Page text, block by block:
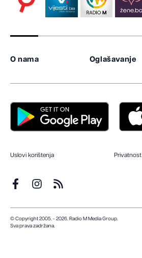
O nama Oglašavanje
Uslovi korištenja Privatnost
© Copyright 2005. - 2026. Radio M Media Group.
Sva prava zadržana.